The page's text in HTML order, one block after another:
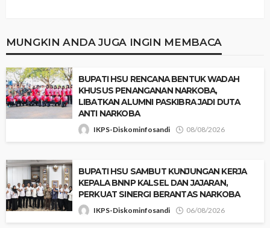
MUNGKIN ANDA JUGA INGIN MEMBACA
BUPATI HSU RENCANA BENTUK WADAH
KHUSUS PENANGANAN NARKOBA,
LIBATKAN ALUMNI PASKIBRA JADI DUTA
ANTI NARKOBA
IKPS-Diskominfosandi 08/08/2026
‎BUPATI HSU SAMBUT KUNJUNGAN KERJA
KEPALA BNNP KALSEL DAN JAJARAN,
PERKUAT SINERGI BERANTAS NARKOBA
IKPS-Diskominfosandi 06/08/2026